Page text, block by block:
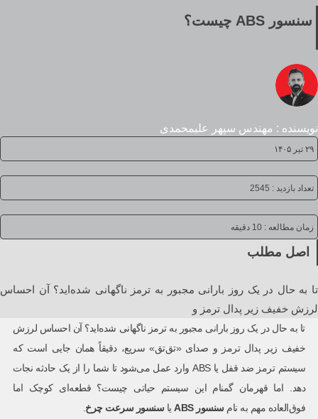
سنسور ABS چیست؟
نویسنده : مهندس سپهر علیمحمدی
۲۹ تیر ۱۴۰۵
تعداد بازدید : 2545
زمان مطالعه : 10 دقیقه
اصل مطلب
تا به حال در یک روز بارانی مجبور به ترمز ناگهانی شده‌اید؟ آن احساس
لرزش خفیف زیر پدال ترمز و
تا به حال در یک روز بارانی مجبور به ترمز ناگهانی شده‌اید؟ آن احساس لرزش
خفیف زیر پدال ترمز و صدای «تق‌تق» سریع، دقیقاً همان جایی است که
سیستم ترمز ضد قفل یا ABS وارد عمل می‌شود تا شما را از یک حادثه نجات
دهد. اما قهرمان گمنام این سیستم حیاتی چیست؟ قطعه‌ای کوچک اما
فوق‌العاده مهم به نام سنسور ABS یا سنسور سرعت چرخ